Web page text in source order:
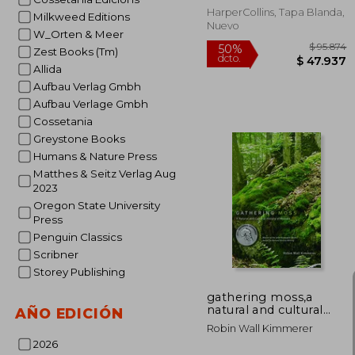
Milkweed Editions
W_Orten & Meer
Zest Books (Tm)
Allida
Aufbau Verlag Gmbh
Aufbau Verlage Gmbh
Cossetania
Greystone Books
Humans & Nature Press
Matthes & Seitz Verlag Aug
2023
Oregon State University
Press
Penguin Classics
Scribner
Storey Publishing
AÑO EDICIÓN
2026
Abundance and
Reciprocity in the
(Spanish Edition)
HarperCollins, Tapa Blanda,
Nuevo
50%
dcto.
gathering moss,a
natural and cultural
history of mosses (en
Inglés)
Robin Wall Kimmerer